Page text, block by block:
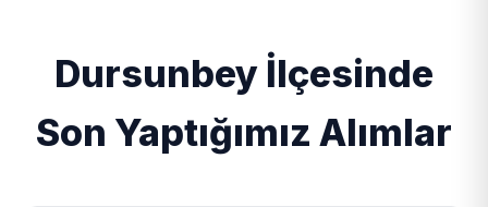
Dursunbey İlçesinde
Son Yaptığımız Alımlar